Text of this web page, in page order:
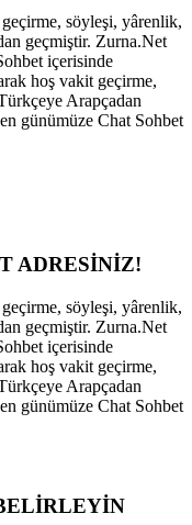
söyleşi, yârenlik,
geçmiştir. Zurna.Net
içerisinde
hoş vakit geçirme,
Arapçadan
günümüze Chat Sohbet
ADRESİNİZ!
söyleşi, yârenlik,
geçmiştir. Zurna.Net
içerisinde
hoş vakit geçirme,
Arapçadan
günümüze Chat Sohbet